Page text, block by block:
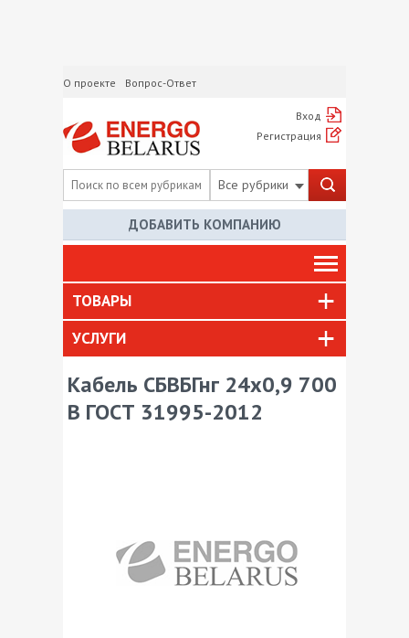
О проекте Вопрос-Ответ
Вход
Регистрация
Все рубрики
ДОБАВИТЬ КОМПАНИЮ
ТОВАРЫ
УСЛУГИ
Кабель СБВБГнг 24х0,9 700
В ГОСТ 31995-2012